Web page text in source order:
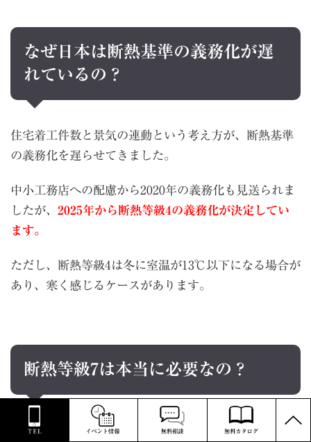
なぜ日本は断熱基準の義務化が遅
れているの？
住宅着工件数と景気の連動という考え方が、断熱基準
の義務化を遅らせてきました。
中小工務店への配慮から2020年の義務化も見送られま
したが、 2025年から断熱等級4の義務化が決定してい
ます。
ただし、断熱等級4は冬に室温が13℃以下になる場合が
あり、寒く感じるケースがあります。
断熱等級7は本当に必要なの？
WHO（世界保健機関）は冬は室温18℃以上を健康な住
TOP